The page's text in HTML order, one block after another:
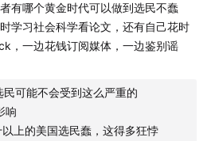
有哪个黄金时代可以做到选民不蠢
学习社会科学看论文，还有自己花时
，一边花钱订阅媒体，一边鉴别谣
民可能不会受到这么严重的
响
上的美国选民蠢，这得多狂悖